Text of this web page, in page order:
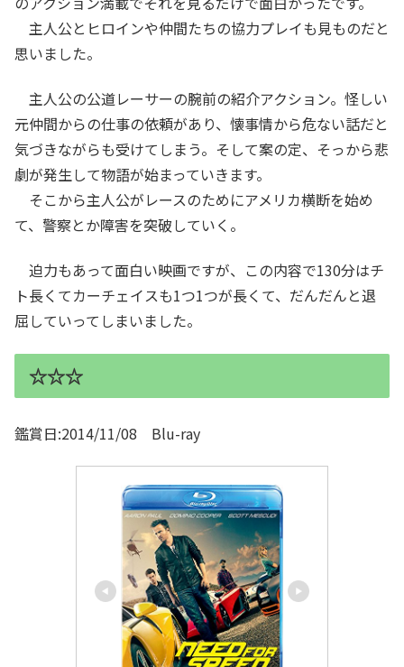
主人公とヒロインや仲間たちの協力プレイも見ものだと
思いました。
主人公の公道レーサーの腕前の紹介アクション。怪しい
元仲間からの仕事の依頼があり、懐事情から危ない話だと
気づきながらも受けてしまう。そして案の定、そっから悲
劇が発生して物語が始まっていきます。
そこから主人公がレースのためにアメリカ横断を始め
て、警察とか障害を突破していく。
迫力もあって面白い映画ですが、この内容で130分はチ
ト長くてカーチェイスも1つ1つが長くて、だんだんと退
屈していってしまいました。
☆☆☆
鑑賞日:2014/11/08 Blu-ray